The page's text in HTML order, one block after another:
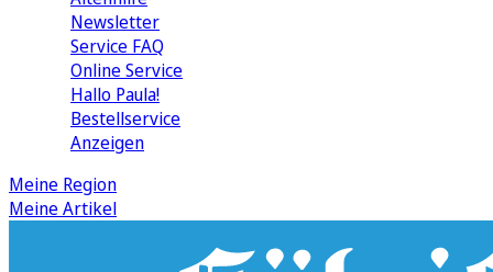
Newsletter
Service FAQ
Online Service
Hallo Paula!
Bestellservice
Anzeigen
Meine Region
Meine Artikel